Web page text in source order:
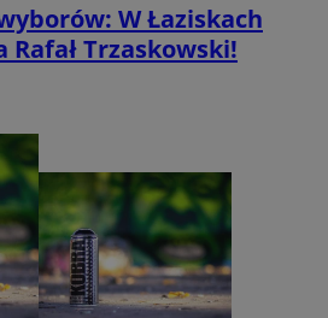
W Łaziskach
Rafał Trzaskowski!